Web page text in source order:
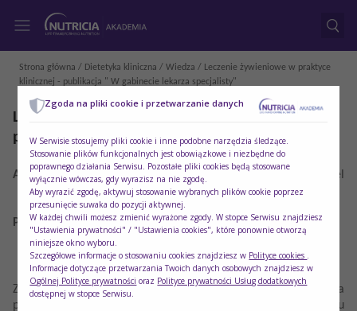
Strona główna / Dietetyka kliniczna / Wiedza / Leczenie żywieniowe w praktyce
klinicznej - publikacja " W gabinecie lekarza specjalisty"
Leczenie żywieniowe w praktyce klinicznej -
publikacja " W gabinecie lekarza specjalisty"
Autor:prof. dr hab. n. med. i n. o zdr. Zyta Beata Wojszel
Data materiału:11/03/2026
Praktyczne aspekty postępowania
Zapraszamy do zapoznania się z najnowszą publikacją autorstwa
prof. n. med. i n. o zdr. Zyty Beaty Wojszel, poświęconą leczeniu
Zgoda na pliki cookie i przetwarzanie danych
W Serwisie stosujemy pliki cookie i inne podobne narzędzia śledzące.
Stosowanie plików funkcjonalnych jest obowiązkowe i niezbędne do
poprawnego działania Serwisu. Pozostałe pliki cookies będą stosowane
wyłącznie wówczas, gdy wyrazisz na nie zgodę.
Aby wyrazić zgodę, aktywuj stosowanie wybranych plików cookie poprzez
przesunięcie suwaka do pozycji aktywnej.
W każdej chwili możesz zmienić wyrażone zgody. W stopce Serwisu znajdziesz
"Ustawienia prywatności" / "Ustawienia cookies", które ponownie otworzą
niniejsze okno wyboru.
Szczegółowe informacje o stosowaniu cookies znajdziesz w Polityce cookies
Informacje dotyczące przetwarzania Twoich danych osobowych znajdziesz w
Ogólnej Polityce prywatności oraz Polityce prywatności Usług dodatkowych
dostępnej w stopce Serwisu.